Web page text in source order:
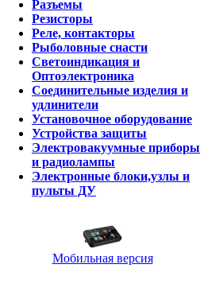
Разъемы
Резисторы
Реле, контакторы
Рыболовные снасти
Светоиндикация и
Оптоэлектроника
Соединительные изделия и
удлинители
Установочное оборудование
Устройства защиты
Электровакуумные приборы
и радиолампы
Электронные блоки,узлы и
пульты ДУ
Мобильная версия